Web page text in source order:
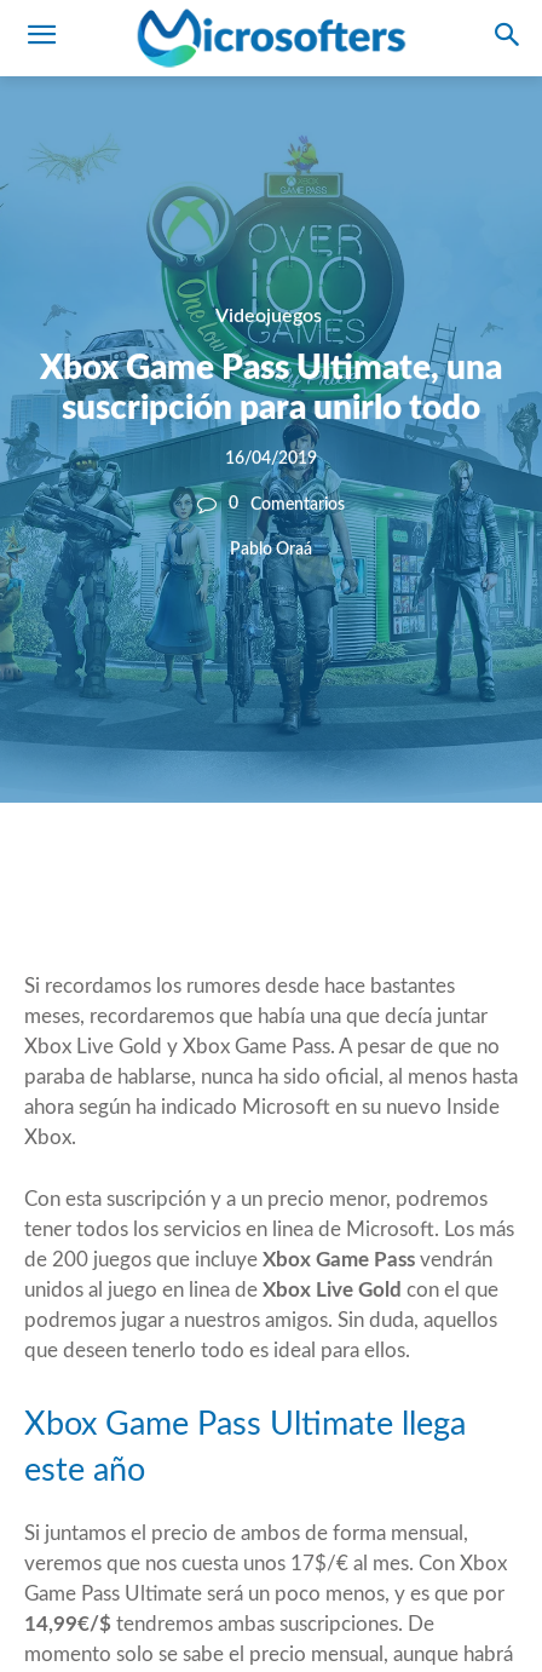
Videojuegos
Xbox Game Pass Ultimate, una
suscripción para unirlo todo
16/04/2019
0 Comentarios
Pablo Oraá
Si recordamos los rumores desde hace bastantes
meses, recordaremos que había una que decía juntar
Xbox Live Gold y Xbox Game Pass. A pesar de que no
paraba de hablarse, nunca ha sido oficial, al menos hasta
ahora según ha indicado Microsoft en su nuevo
Inside
Xbox.
Con esta suscripción y a un precio menor, podremos
tener todos los servicios en linea de Microsoft. Los más
de 200 juegos que incluye Xbox Game Pass vendrán
unidos al juego en linea de Xbox Live Gold con el que
podremos jugar a nuestros amigos. Sin duda, aquellos
que deseen tenerlo todo es ideal para ellos.
Xbox Game Pass Ultimate llega
este año
Si juntamos el precio de ambos de forma mensual,
veremos que nos cuesta unos 17$/€ al mes. Con Xbox
Game Pass Ultimate será un poco menos, y es que por
14,99€/$ tendremos ambas suscripciones. De
momento solo se sabe el precio mensual, aunque habrá